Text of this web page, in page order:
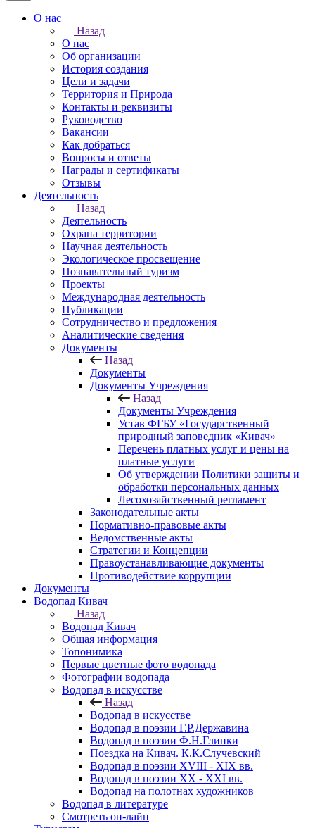
О нас
Назад
О нас
Об организации
История создания
Цели и задачи
Территория и Природа
Контакты и реквизиты
Руководство
Вакансии
Как добраться
Вопросы и ответы
Награды и сертификаты
Отзывы
Деятельность
Назад
Деятельность
Охрана территории
Научная деятельность
Экологическое просвещение
Познавательный туризм
Проекты
Международная деятельность
Публикации
Сотрудничество и предложения
Аналитические сведения
Документы
Назад
Документы
Документы Учреждения
Назад
Документы Учреждения
Устав ФГБУ «Государственный
природный заповедник «Кивач»
Перечень платных услуг и цены на
платные услуги
Об утверждении Политики защиты и
обработки персональных данных
Лесохозяйственный регламент
Законодательные акты
Нормативно-правовые акты
Ведомственные акты
Стратегии и Концепции
Правоустанавливающие документы
Противодействие коррупции
Документы
Водопад Кивач
Назад
Водопад Кивач
Общая информация
Топонимика
Первые цветные фото водопада
Фотографии водопада
Водопад в искусстве
Назад
Водопад в искусстве
Водопад в поэзии Г.Р.Державина
Водопад в поэзии Ф.Н.Глинки
Поездка на Кивач. К.К.Случевский
Водопад в поэзии XVIII - XIX вв.
Водопад в поэзии XX - XXI вв.
Водопад на полотнах художников
Водопад в литературе
Смотреть он-лайн